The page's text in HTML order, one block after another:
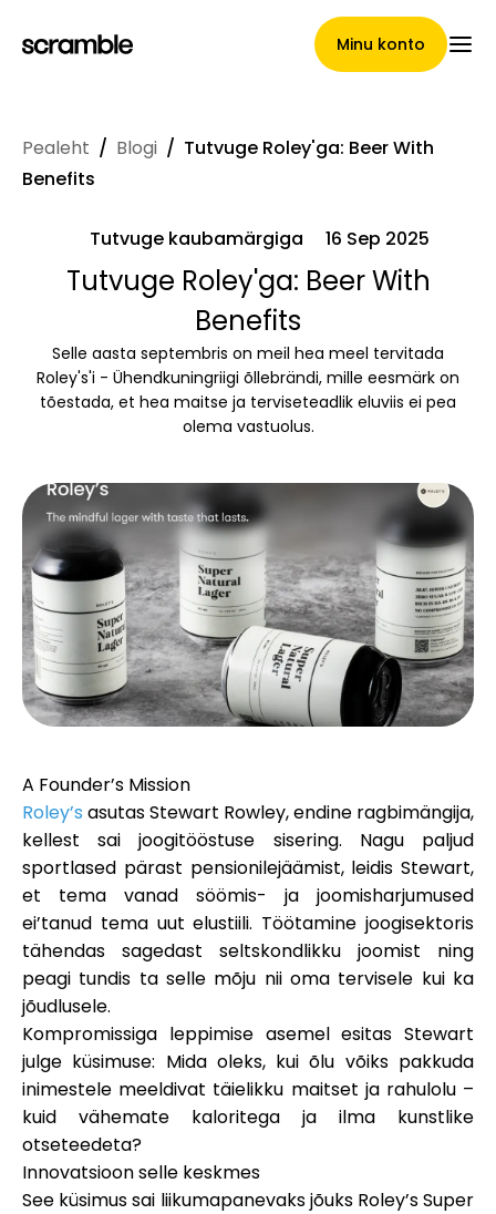
Minu konto
Nõuete loovutamise
tingimused
Brändide galerii
Brändi valik
Kalkulaatorid
Voorude ajalugu
Blogi
Võta meiega ühendust
Hankige rahastust
Pealeht / Blogi / Tutvuge Roley'ga: Beer With
Benefits
Tutvuge kaubamärgiga 16 Sep 2025
Tutvuge Roley'ga: Beer With
Benefits
Selle aasta septembris on meil hea meel tervitada
Roley's'i - Ühendkuningriigi õllebrändi, mille eesmärk on
tõestada, et hea maitse ja terviseteadlik eluviis ei pea
olema vastuolus.
A Founder’s Mission
Roley’s asutasStewart Rowley, endine ragbimängija,
kellest sai joogitööstuse sisering. Nagu paljud
sportlased pärast pensionilejäämist, leidis Stewart,
et tema vanad söömis- ja joomisharjumused
ei’tanud tema uut elustiili. Töötamine joogisektoris
tähendas sagedast seltskondlikku joomist ning
peagi tundis ta selle mõju nii oma tervisele kui ka
jõudlusele.
Kompromissiga leppimise asemel esitas Stewart
julge küsimuse: Mida oleks, kui õlu võiks pakkuda
inimestele meeldivat täielikku maitset ja rahulolu –
kuid vähemate kaloritega ja ilma kunstlike
otseteedeta?
Innovatsioon selle keskmes
See küsimus sai liikumapanevaks jõuks Roley’s Super